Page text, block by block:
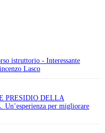
istruttorio - Interessante
Lasco
PRESIDIO DELLA
per migliorare